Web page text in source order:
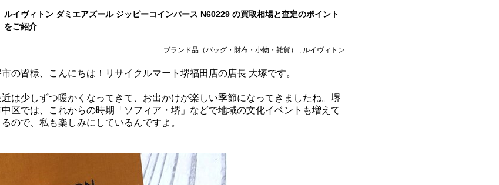
ルイヴィトン ダミエアズール ジッピーコインパース N60229 の買取相場と査定のポイント
をご紹介
ブランド品（バッグ・財布・小物・雑貨） , ルイヴィトン
の皆様、こんにちは！リサイクルマート堺福田店の店長 大塚です。
近は少しずつ暖かくなってきて、お出かけが楽しい季節になってきましたね。堺
中区では、これからの時期「ソフィア・堺」などで地域の文化イベントも増えて
るので、私も楽しみにしているんですよ。